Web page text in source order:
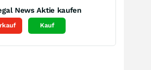
News Aktie kaufen
Kauf